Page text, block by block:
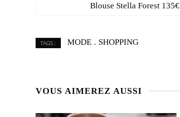
Blouse Stella Forest 135€
TAGS : MODE SHOPPING
VOUS AIMEREZ AUSSI